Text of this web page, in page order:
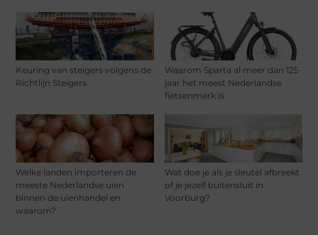
Keuring van steigers volgens de
Richtlijn Steigers
Waarom Sparta al meer dan 125
jaar het meest Nederlandse
fietsenmerk is
Welke landen importeren de
meeste Nederlandse uien
binnen de uienhandel en
waarom?
Wat doe je als je sleutel afbreekt
of je jezelf buitensluit in
Voorburg?